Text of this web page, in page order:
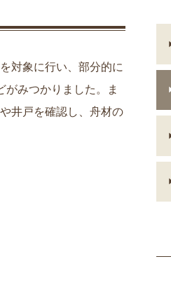
対象に行い、部分的に
がみつかりました。ま
井戸を確認し、舟材の